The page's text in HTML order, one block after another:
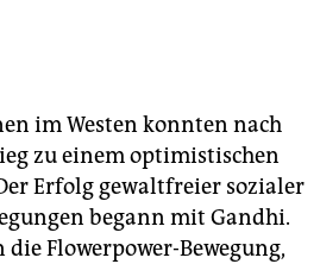
im Westen konnten nach
zu einem optimistischen
Erfolg gewaltfreier sozialer
begann mit Gandhi.
Flowerpower-Bewegung,